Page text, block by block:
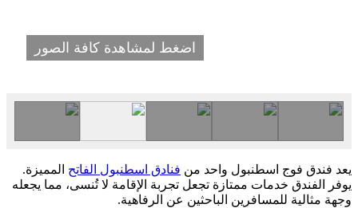
اضغط لمشاهدة كافة الصور
يعد فندق فوج اسطنبول واحد من فنادق اسطنبول الفاتح المميزة.
يوفر الفندق خدمات ممتازة تجعل تجربة الإقامة لا تُنسى، مما يجعله
وجهة مثالية للمسافرين الباحثين عن الرفاهية.